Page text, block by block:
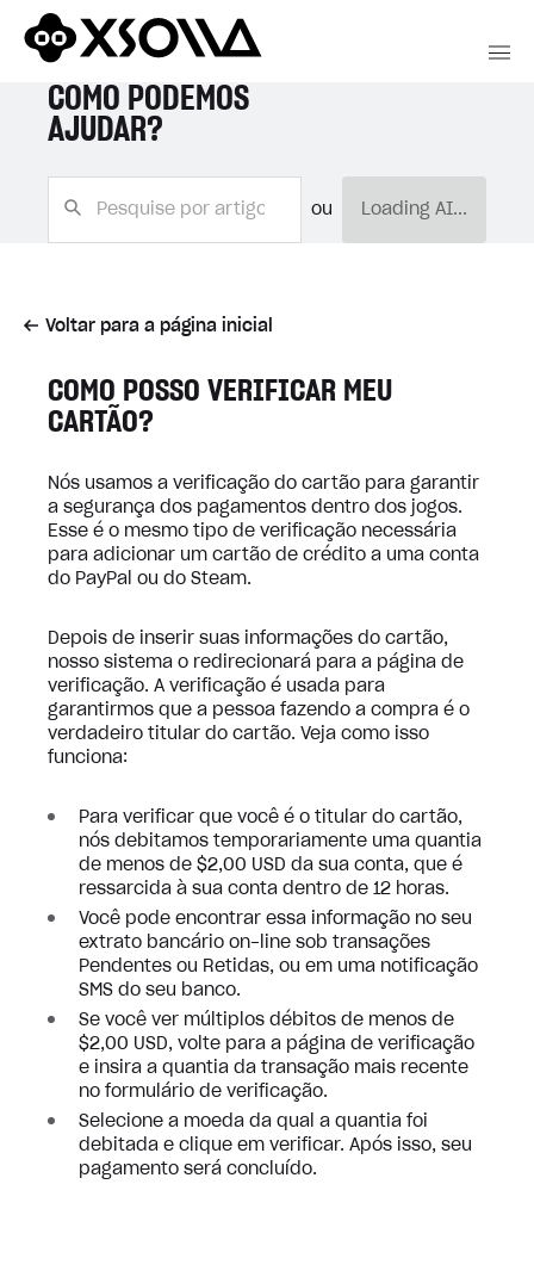
COMO PODEMOS
AJUDAR?
ou Loading AI...
Voltar para a página inicial
COMO POSSO VERIFICAR MEU
CARTÃO?
Nós usamos a verificação do cartão para garantir
a segurança dos pagamentos dentro dos jogos.
Esse é o mesmo tipo de verificação necessária
para adicionar um cartão de crédito a uma conta
do PayPal ou do Steam.
Depois de inserir suas informações do cartão,
nosso sistema o redirecionará para a página de
verificação. A verificação é usada para
garantirmos que a pessoa fazendo a compra é o
verdadeiro titular do cartão. Veja como isso
funciona:
Para verificar que você é o titular do cartão,
nós debitamos temporariamente uma quantia
de menos de $2,00 USD da sua conta, que é
ressarcida à sua conta dentro de 12 horas.
Você pode encontrar essa informação no seu
extrato bancário on-line sob transações
Pendentes ou Retidas, ou em uma notificação
SMS do seu banco.
Se você ver múltiplos débitos de menos de
$2,00 USD, volte para a página de verificação
e insira a quantia da transação mais recente
no formulário de verificação.
Selecione a moeda da qual a quantia foi
debitada e clique em verificar. Após isso, seu
pagamento será concluído.